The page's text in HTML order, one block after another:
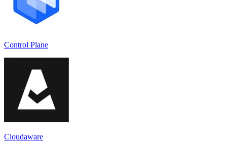
Control Plane
Cloudaware